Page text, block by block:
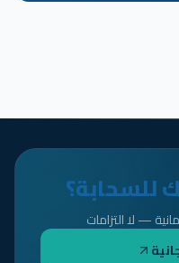
للسحابة؟